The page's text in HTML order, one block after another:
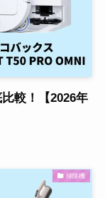
較！【2026年
掃除機